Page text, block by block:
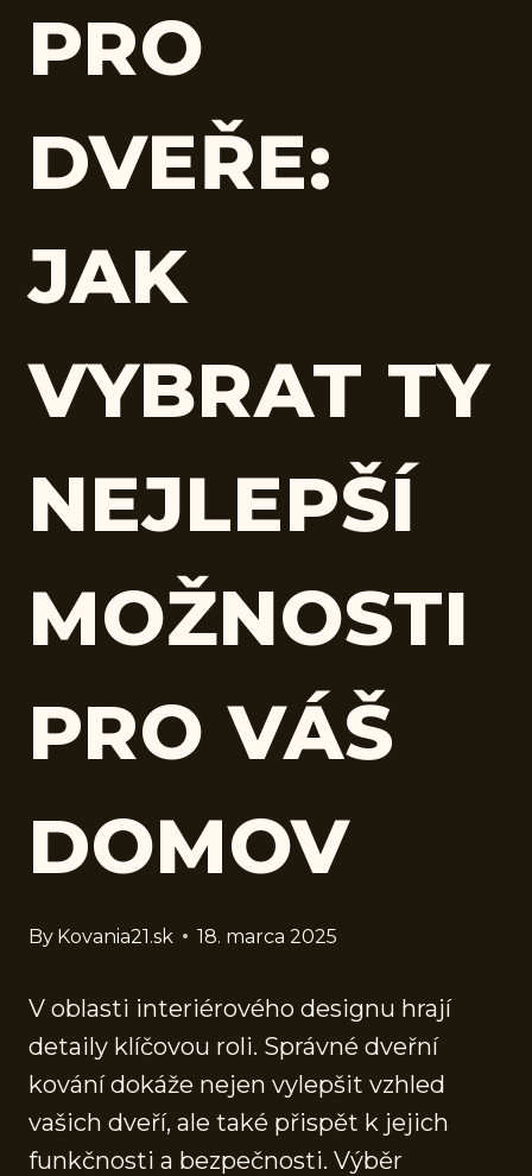
PRO
DVEŘE:
JAK
VYBRAT TY
NEJLEPŠÍ
MOŽNOSTI
PRO VÁŠ
DOMOV
By Kovania21.sk 18. marca 2025
V oblasti interiérového designu hrají
detaily klíčovou roli. Správné dveřní
kování dokáže nejen vylepšit vzhled
vašich dveří, ale také přispět k jejich
funkčnosti a bezpečnosti. Výběr